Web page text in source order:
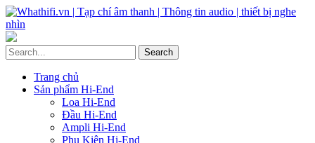
Trang chủ
Sản phẩm Hi-End
Loa Hi-End
Đầu Hi-End
Ampli Hi-End
Phụ Kiện Hi-End